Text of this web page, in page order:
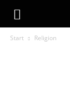
Start Religion